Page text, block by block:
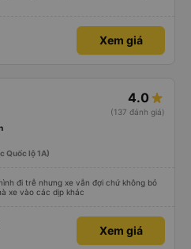
như vậy thì thấy rất tốt)
Xem giá
4.0
(137 đánh giá)
Quốc lộ 1A)
đi trễ nhưng xe vẫn đợi chứ không bỏ
xe vào các dịp khác
Xem giá